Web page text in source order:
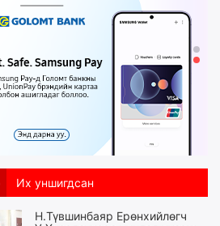
Их уншигдсан
Н.Түвшинбаяр Ерөнхийлөгч